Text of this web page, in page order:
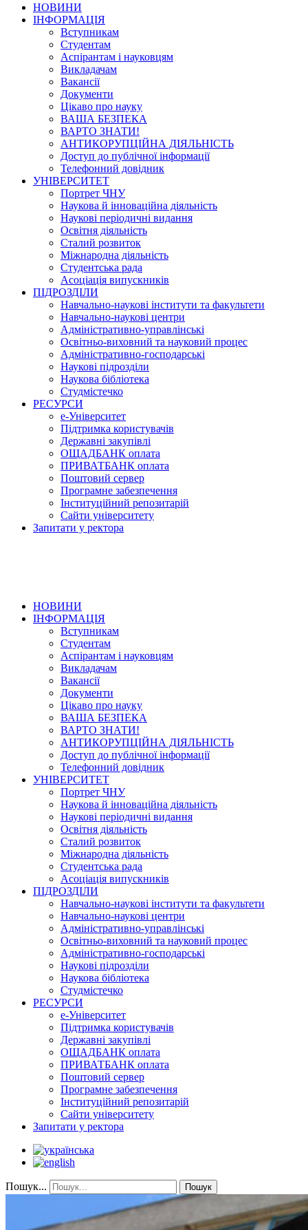
НОВИНИ
ІНФОРМАЦІЯ
Вступникам
Студентам
Аспірантам і науковцям
Викладачам
Вакансії
Документи
Цікаво про науку
ВАША БЕЗПЕКА
ВАРТО ЗНАТИ!
АНТИКОРУПЦІЙНА ДІЯЛЬНІСТЬ
Доступ до публічної інформації
Телефонний довідник
УНІВЕРСИТЕТ
Портрет ЧНУ
Наукова й інноваційна діяльність
Наукові періодичні видання
Освітня діяльність
Сталий розвиток
Міжнародна діяльність
Студентська рада
Асоціація випускників
ПІДРОЗДІЛИ
Навчально-наукові інститути та факультети
Навчально-наукові центри
Адміністративно-управлінські
Освітньо-виховний та науковий процес
Адміністративно-господарські
Наукові підрозділи
Наукова бібліотека
Студмістечко
РЕСУРСИ
е-Університет
Підтримка користувачів
Державні закупівлі
ОЩАДБАНК оплата
ПРИВАТБАНК оплата
Поштовий сервер
Програмне забезпечення
Інституційний репозитарій
Сайти університету
Запитати у ректора
НОВИНИ
ІНФОРМАЦІЯ
Вступникам
Студентам
Аспірантам і науковцям
Викладачам
Вакансії
Документи
Цікаво про науку
ВАША БЕЗПЕКА
ВАРТО ЗНАТИ!
АНТИКОРУПЦІЙНА ДІЯЛЬНІСТЬ
Доступ до публічної інформації
Телефонний довідник
УНІВЕРСИТЕТ
Портрет ЧНУ
Наукова й інноваційна діяльність
Наукові періодичні видання
Освітня діяльність
Сталий розвиток
Міжнародна діяльність
Студентська рада
Асоціація випускників
ПІДРОЗДІЛИ
Навчально-наукові інститути та факультети
Навчально-наукові центри
Адміністративно-управлінські
Освітньо-виховний та науковий процес
Адміністративно-господарські
Наукові підрозділи
Наукова бібліотека
Студмістечко
РЕСУРСИ
е-Університет
Підтримка користувачів
Державні закупівлі
ОЩАДБАНК оплата
ПРИВАТБАНК оплата
Поштовий сервер
Програмне забезпечення
Інституційний репозитарій
Сайти університету
Запитати у ректора
Пошук... Пошук